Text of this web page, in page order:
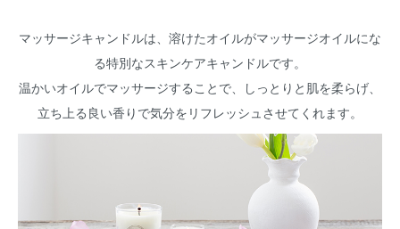
マッサージキャンドルは、溶けたオイルがマッサージオイルにな
る特別なスキンケアキャンドルです。
温かいオイルでマッサージすることで、しっとりと肌を柔らげ、
立ち上る良い香りで気分をリフレッシュさせてくれます。